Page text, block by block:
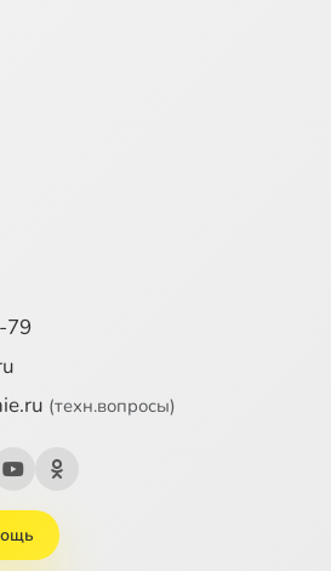
79
(техн.вопросы)